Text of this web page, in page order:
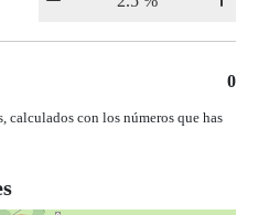
0
calculados con los números que has